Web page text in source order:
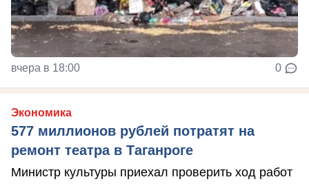
вчера в 18:00 0
Экономика
577 миллионов рублей потратят на
ремонт театра в Таганроге
Министр культуры приехал проверить ход работ